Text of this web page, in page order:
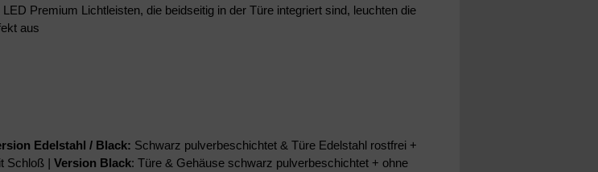
Premium Lichtleisten, die beidseitig in der Türe integriert sind, leuchten die
aus
Edelstahl / Black: Schwarz pulverbeschichtet & Türe Edelstahl rostfrei +
Schloß | Version Black: Türe & Gehäuse schwarz pulverbeschichtet + ohne